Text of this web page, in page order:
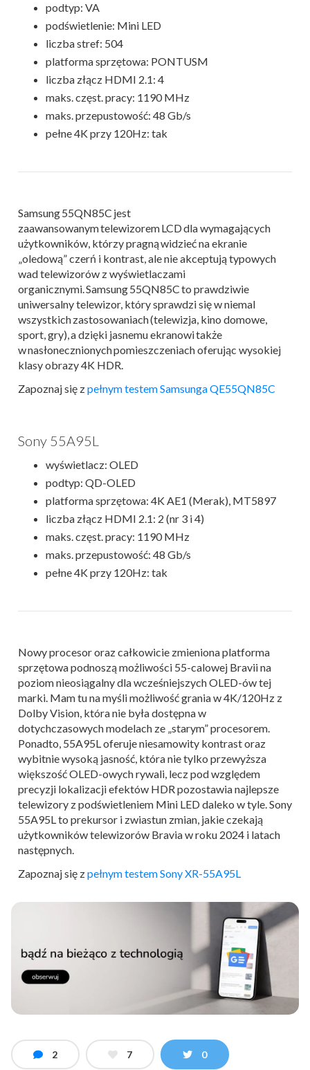
podtyp: VA
podświetlenie: Mini LED
liczba stref: 504
platforma sprzętowa: PONTUSM
liczba złącz HDMI 2.1: 4
maks. częst. pracy: 1190 MHz
maks. przepustowość: 48 Gb/s
pełne 4K przy 120Hz: tak
Samsung 55QN85C jest
zaawansowanym telewizorem LCD dla wymagających
użytkowników, którzy pragną widzieć na ekranie
„oledową” czerń i kontrast, ale nie akceptują typowych
wad telewizorów z wyświetlaczami
organicznymi. Samsung 55QN85C to prawdziwie
uniwersalny telewizor, który sprawdzi się w niemal
wszystkich zastosowaniach (telewizja, kino domowe,
sport, gry), a dzięki jasnemu ekranowi także
w nasłonecznionych pomieszczeniach oferując wysokiej
klasy obrazy 4K HDR.
Zapoznaj się zpełnym testem Samsunga QE55QN85C
Sony 55A95L
wyświetlacz: OLED
podtyp: QD-OLED
platforma sprzętowa: 4K AE1 (Merak), MT5897
liczba złącz HDMI 2.1: 2 (nr 3 i 4)
maks. częst. pracy: 1190 MHz
maks. przepustowość: 48 Gb/s
pełne 4K przy 120Hz: tak
Nowy procesor oraz całkowicie zmieniona platforma
sprzętowa podnoszą możliwości 55-calowej Bravii na
poziom nieosiągalny dla wcześniejszych OLED-ów tej
marki. Mam tu na myśli możliwość grania w 4K/120Hz z
Dolby Vision, która nie była dostępna w
dotychczasowych modelach ze „starym” procesorem.
Ponadto, 55A95L oferuje niesamowity kontrast oraz
wybitnie wysoką jasność, która nie tylko przewyższa
większość OLED-owych rywali, lecz pod względem
precyzji lokalizacji efektów HDR pozostawia najlepsze
telewizory z podświetleniem Mini LED daleko w tyle. Sony
55A95L to prekursor i zwiastun zmian, jakie czekają
użytkowników telewizorów Bravia w roku 2024 i latach
następnych.
Zapoznaj się zpełnym testem Sony XR-55A95L
2 7 0